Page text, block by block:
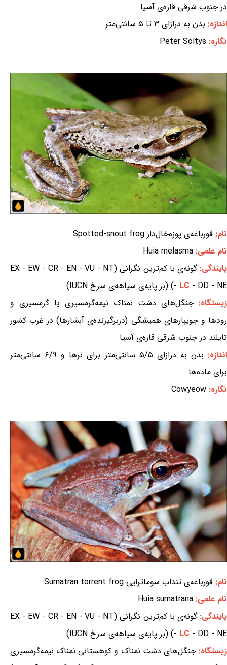
در جنوب شرقی قاره‌ی آسیا
اندازه: بدن به درازای ۳ تا ۵ سانتی‌متر
نگاره: Peter Soltys
نام: قورباغه‌ی پوزه‌خال‌دار Spotted-snout frog
نام علمی: Huia melasma
پایندگی:
گونه‌ی با کم‌ترین نگرانی (EX - EW - CR - EN - VU - NT
- LC - DD - NE) (بر پایه‌ی سیاهه‌ی سرخ IUCN)
زیستگاه: جنگل‌های دشت نمناک نیمه‌گرمسیری یا گرمسیری و
رودها و جویبارهای همیشگی (دربرگیرنده‌ی آبشارها) در غرب کشور
تایلند در جنوب شرقی قاره‌ی آسیا
اندازه:
بدن به درازای ۵/۵ سانتی‌متر برای نرها و ۶/۹ سانتی‌متر
برای ماده‌ها
نگاره: Cowyeow
نام: قورباغه‌ی تنداب سوماترایی Sumatran torrent frog
نام علمی: Huia sumatrana
پایندگی:
گونه‌ی با کم‌ترین نگرانی (EX - EW - CR - EN - VU - NT
- LC - DD - NE) (بر پایه‌ی سیاهه‌ی سرخ IUCN)
زیستگاه:جنگل‌های دشت نمناک و کوهستانی نمناک نیمه‌گرمسیری